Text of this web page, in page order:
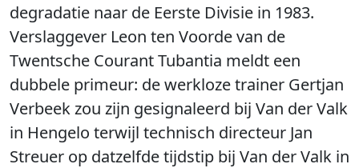
degradatie naar de Eerste Divisie in 1983.
Verslaggever Leon ten Voorde van de
Twentsche Courant Tubantia meldt een
dubbele primeur: de werkloze trainer Gertjan
Verbeek zou zijn gesignaleerd bij Van der Valk
in Hengelo terwijl technisch directeur Jan
Streuer op datzelfde tijdstip bij Van der Valk in